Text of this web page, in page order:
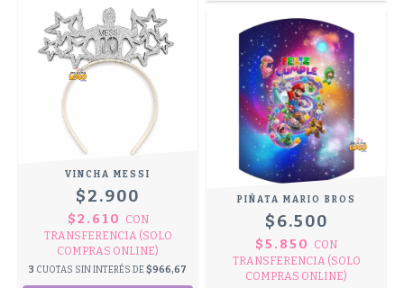
VINCHA MESSI
$2.900
$2.610
CON
TRANSFERENCIA (SOLO
COMPRAS ONLINE)
3 CUOTAS SIN INTERÉS DE $966,67
PIÑATA MARIO BROS
$6.500
$5.850
CON
TRANSFERENCIA (SOLO
COMPRAS ONLINE)